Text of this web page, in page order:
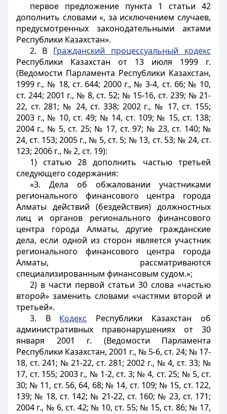
первое предложение пункта 1 статьи 42
дополнить словами «, за исключением случаев,
предусмотренных законодательными актами
Республики Казахстан».
2. В Гражданский процессуальный кодекс
Республики Казахстан от 13 июля 1999 г.
(Ведомости Парламента Республики Казахстан,
1999 г., № 18, ст. 644; 2000 г., № 3-4, ст. 66; № 10,
ст. 244; 2001 г., № 8, ст. 52; № 15-16, ст. 239; № 21-
22, ст. 281; № 24, ст. 338; 2002 г., № 17, ст. 155;
2003 г., № 10, ст. 49; № 14, ст. 109; № 15, ст. 138;
2004 г., № 5, ст. 25; № 17, ст. 97; № 23, ст. 140; №
24, ст. 153; 2005 г., № 5, ст. 5; № 13, ст. 53; № 24, ст.
123; 2006 г., № 2, ст. 19):
1) статью 28 дополнить частью третьей
следующего содержания:
«3. Дела об обжаловании участниками
регионального финансового центра города
Алматы действий (бездействия) должностных
лиц и органов регионального финансового
центра города Алматы, другие гражданские
дела, если одной из сторон является участник
регионального финансового центра города
Алматы, рассматриваются
специализированным финансовым судом.»;
2) в части первой статьи 30 слова «частью
второй» заменить словами «частями второй и
третьей».
3. В Кодекс Республики Казахстан об
административных правонарушениях от 30
января 2001 г. (Ведомости Парламента
Республики Казахстан, 2001 г., № 5-6, ст. 24; № 17-
18, ст. 241; № 21-22, ст. 281; 2002 г., № 4, ст. 33; №
17, ст. 155; 2003 г., № 1-2, ст. 3; № 4, ст. 25; № 5, ст.
30; № 11, ст. 56, 64, 68; № 14, ст. 109; № 15, ст. 122,
139; № 18, ст. 142; № 21-22, ст. 160; № 23, ст. 171;
2004 г., № 6, ст. 42; № 10, ст. 55; № 15, ст. 86; № 17,